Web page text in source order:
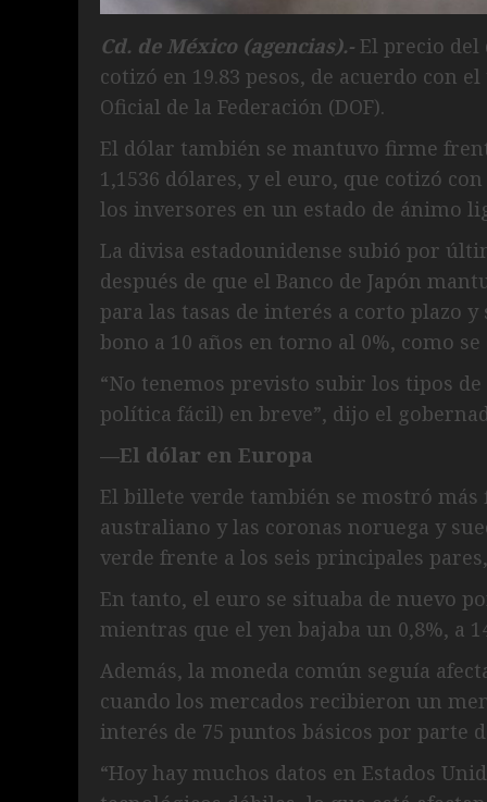
Cd. de México (agencias).- El precio del
cotizó en 19.83 pesos, de acuerdo con
Oficial de la Federación (DOF).
El dólar también se mantuvo firme
1,1536 dólares, y el euro, que cotizó
los inversores en un estado de ánimo
La divisa estadounidense subió por
después de que el Banco de Japón
para las tasas de interés a corto plazo
bono a 10 años en torno al 0%, como se
“No tenemos previsto subir los tipos
política fácil) en breve”, dijo el
—El dólar en Europa
El billete verde también se mostró
australiano y las coronas noruega y
verde frente a los seis principales
En tanto, el euro se situaba de nuevo
mientras que el yen bajaba un 0,8%, a
Además, la moneda común seguía
cuando los mercados recibieron un
interés de 75 puntos básicos por parte
“Hoy hay muchos datos en Estados